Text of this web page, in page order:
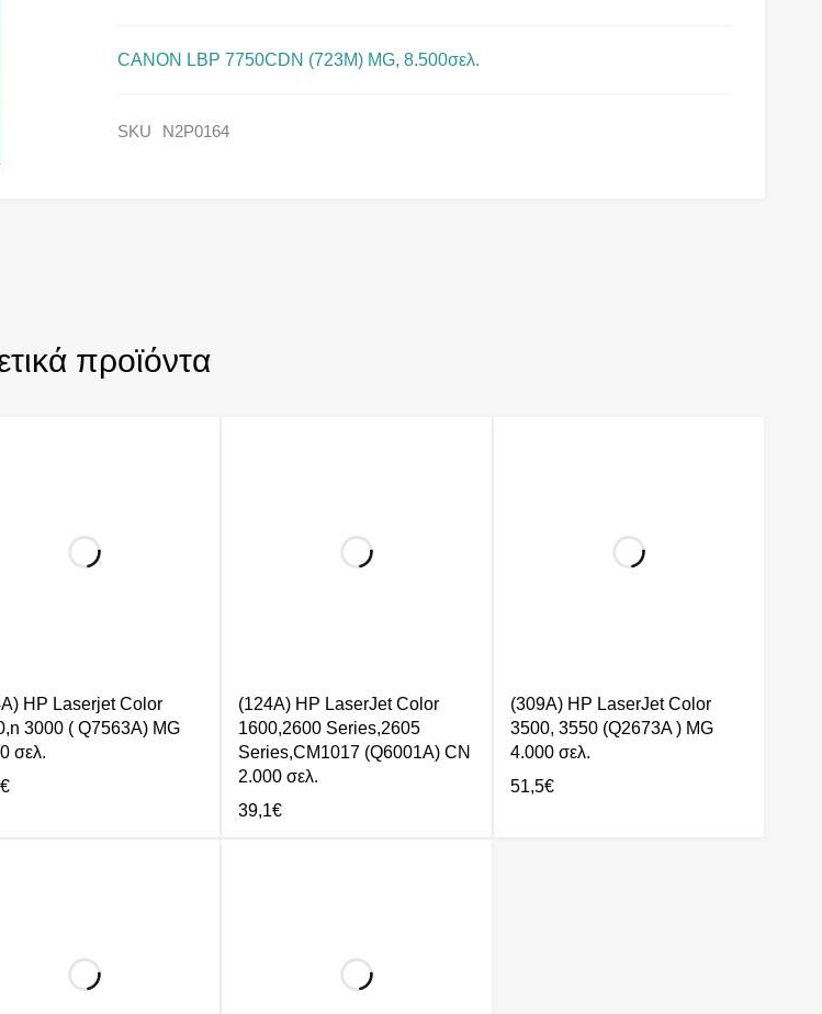
CANON LBP 7750CDN (723M) MG, 8.500σελ.
SKU N2P0164
προϊόντα
HP Laserjet Color
3000 ( Q7563A) MG
σελ.
€
(124A) HP LaserJet Color
1600,2600 Series,2605
Series,CM1017 (Q6001A) CN
2.000 σελ.
39,1€
(309A) HP LaserJet Color
3500, 3550 (Q2673A ) MG
4.000 σελ.
51,5€